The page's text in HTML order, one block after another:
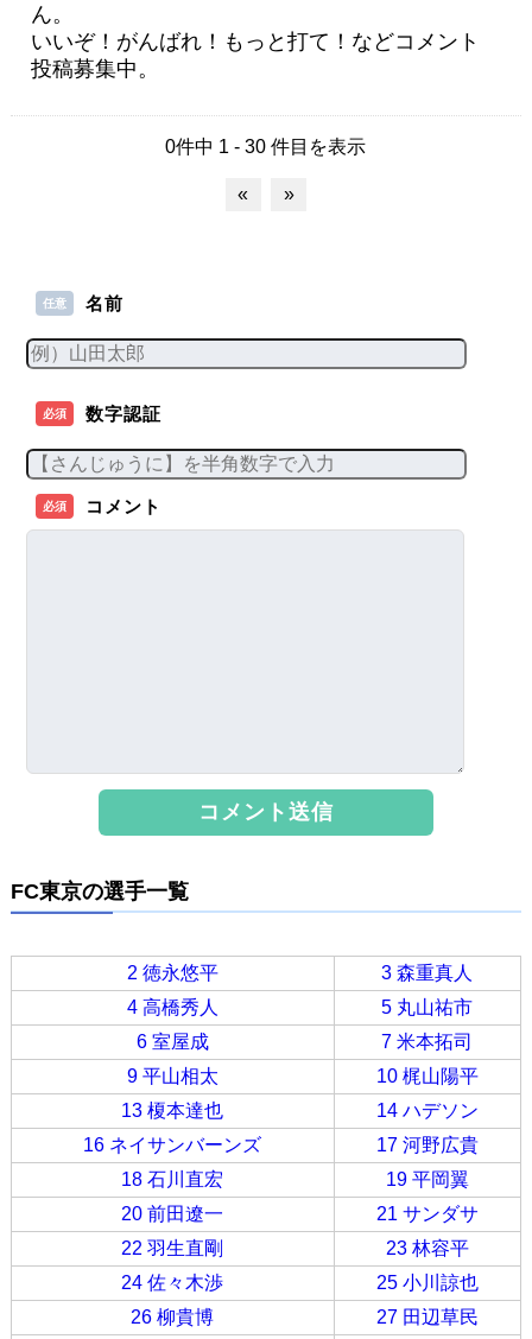
ん。
いいぞ！がんばれ！もっと打て！などコメント
投稿募集中。
0件中 1 - 30 件目を表示
« »
任意 名前
必須 数字認証
必須 コメント
FC東京の選手一覧
2 徳永悠平
3 森重真人
4 高橋秀人
5 丸山祐市
6 室屋成
7 米本拓司
9 平山相太
10 梶山陽平
13 榎本達也
14 ハデソン
16 ネイサンバーンズ
17 河野広貴
18 石川直宏
19 平岡翼
20 前田遼一
21 サンダサ
22 羽生直剛
23 林容平
24 佐々木渉
25 小川諒也
26 柳貴博
27 田辺草民